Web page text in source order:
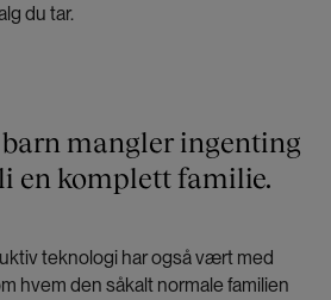
du tar.
barn mangler ingenting
en komplett familie.
teknologi har også vært med
hvem den såkalt normale familien